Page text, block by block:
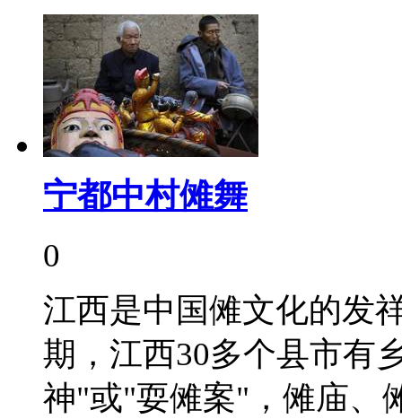
宁都中村傩舞
0
江西是中国傩文化的发
期，江西30多个县市有
神"或"耍傩案"，傩庙